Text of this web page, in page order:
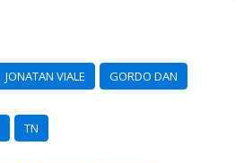
JONATAN VIALE GORDO DAN
TN